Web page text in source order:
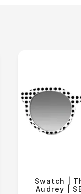
Swatch |
Audrey |